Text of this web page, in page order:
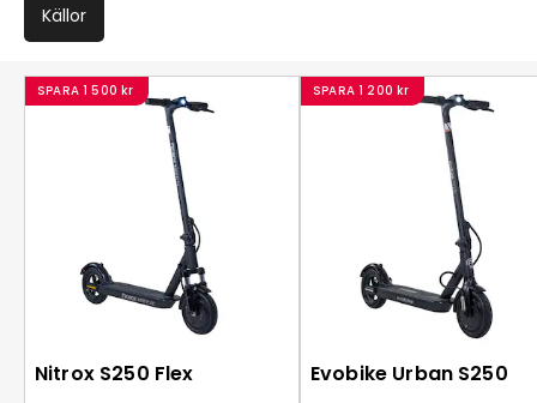
Källor
SPARA 1 500 kr
Nitrox S250 Flex
SPARA 1 200 kr
Evobike Urban S250